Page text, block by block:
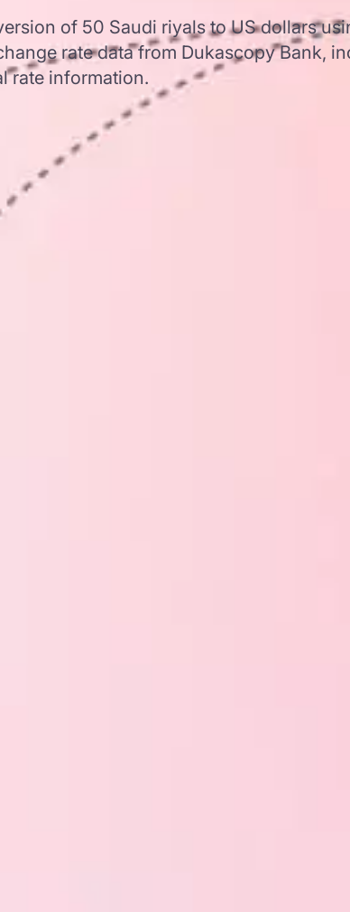
of 50 Saudi riyals to US dollars
rate data from Dukascopy Bank,
rate information.